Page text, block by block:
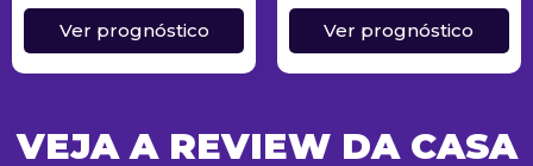
Ver prognóstico Ver prognóstico
VEJA A REVIEW DA CASA